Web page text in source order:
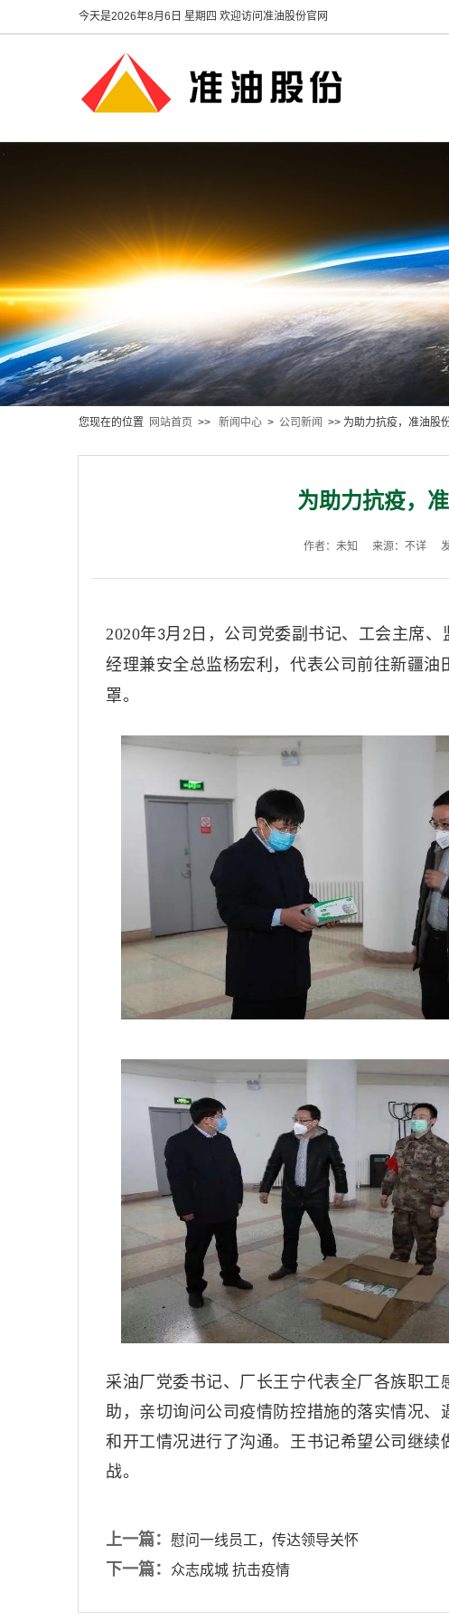
今天是2026年8月6日 星期四 欢迎访问准油股份官网
您现在的位置 网站首页 >> 新闻中心 > 公司新闻 >> 为助力抗疫，准油股
为助力抗疫，
作者：未知 来源：不详
2020年3月 2 日，公司党委副书记、工会主席
经理兼安全总监杨宏利，代表公司前往新疆
罩。
采油厂党委书记、厂长王宁代表全厂各族职
助，亲切询问公司疫情防控措施的落实情况
和开工情况进行了沟通。王书记希望公司继
战。
上一篇： 慰问一线员工，传达领导关怀
下一篇： 众志成城 抗击疫情